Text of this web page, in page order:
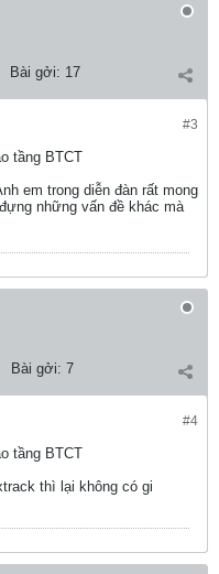
Bài gởi: 17
#3
tầng BTCT
em trong diễn đàn rất mong
những vấn đề khác mà
Bài gởi: 7
#4
tầng BTCT
thì lại không có gi